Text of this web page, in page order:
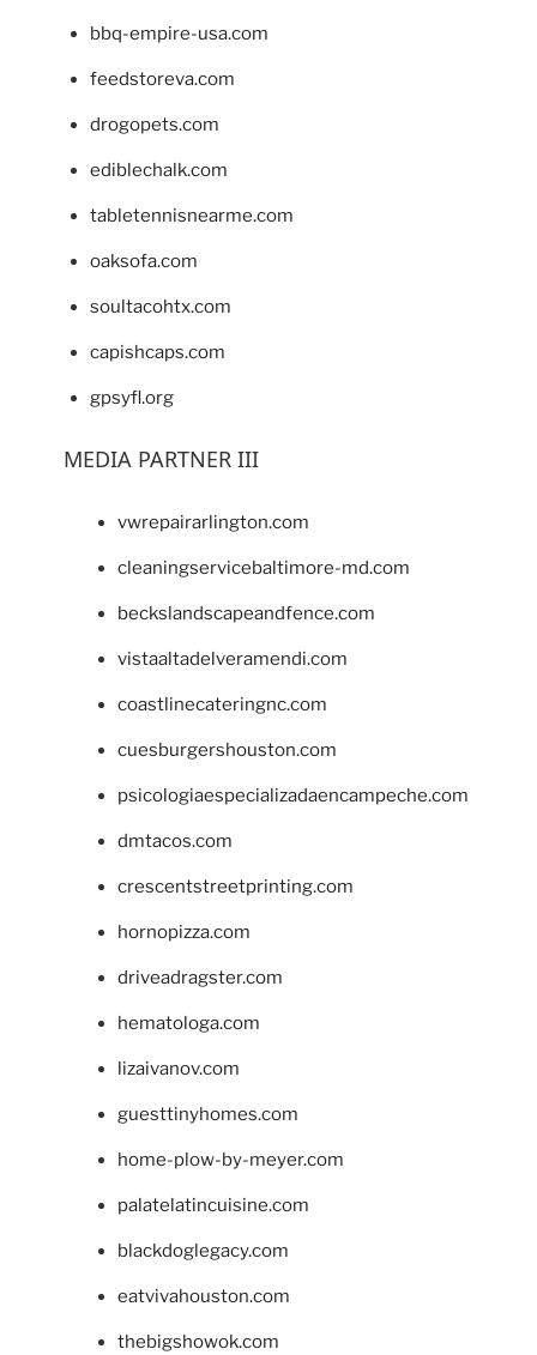
bbq-empire-usa.com
feedstoreva.com
drogopets.com
ediblechalk.com
tabletennisnearme.com
oaksofa.com
soultacohtx.com
capishcaps.com
gpsyfl.org
MEDIA PARTNER III
vwrepairarlington.com
cleaningservicebaltimore-md.com
beckslandscapeandfence.com
vistaaltadelveramendi.com
coastlinecateringnc.com
cuesburgershouston.com
psicologiaespecializadaencampeche.com
dmtacos.com
crescentstreetprinting.com
hornopizza.com
driveadragster.com
hematologa.com
lizaivanov.com
guesttinyhomes.com
home-plow-by-meyer.com
palatelatincuisine.com
blackdoglegacy.com
eatvivahouston.com
thebigshowok.com